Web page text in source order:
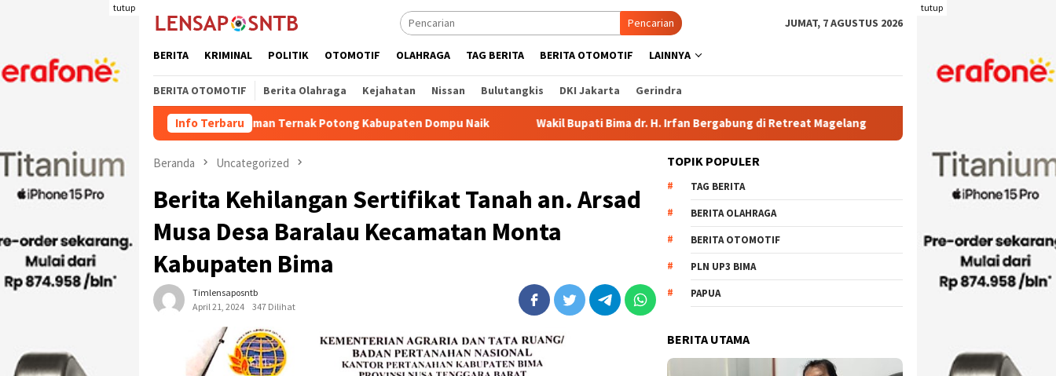
tutup tutup
Pencarian JUMAT, 7 AGUSTUS 2026
BERITA KRIMINAL POLITIK OTOMOTIF OLAHRAGA TAG BERITA BERITA OTOMOTIF LAINNYA
BERITA OTOMOTIF Berita Olahraga Kejahatan Nissan Bulutangkis DKI Jakarta Gerindra
Info Terbaru
Kuota Pengiriman Ternak Potong Kabupaten Dompu Naik Wakil Bupati Bima dr. H. Irfan Bergabung di Retreat Magelang Rutan Kelas IIB Raba Bima Sambut Kunjungan
Beranda Uncategorized
Berita Kehilangan Sertifikat Tanah an. Arsad
Musa Desa Baralau Kecamatan Monta
Kabupaten Bima
Timlensaposntb
April 21, 2024
347 Dilihat
TOPIK POPULER
TAG BERITA
BERITA OLAHRAGA
BERITA OTOMOTIF
PLN UP3 BIMA
PAPUA
BERITA UTAMA